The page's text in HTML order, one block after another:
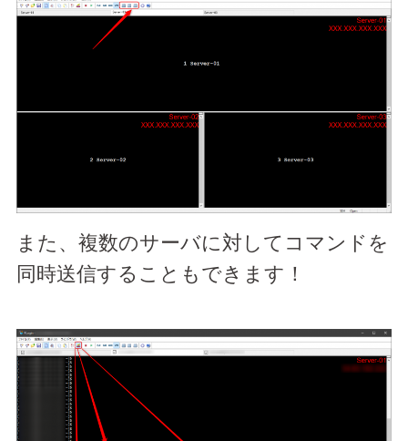
また、複数のサーバに対してコマンドを
同時送信することもできます！